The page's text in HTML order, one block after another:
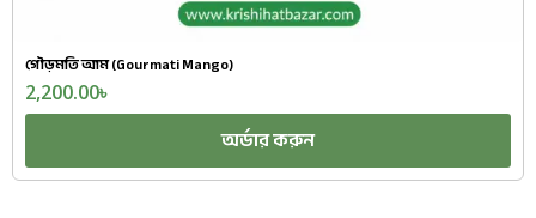
গৌড়মতি আম (Gourmati Mango)
2,200.00৳
অর্ডার করুন